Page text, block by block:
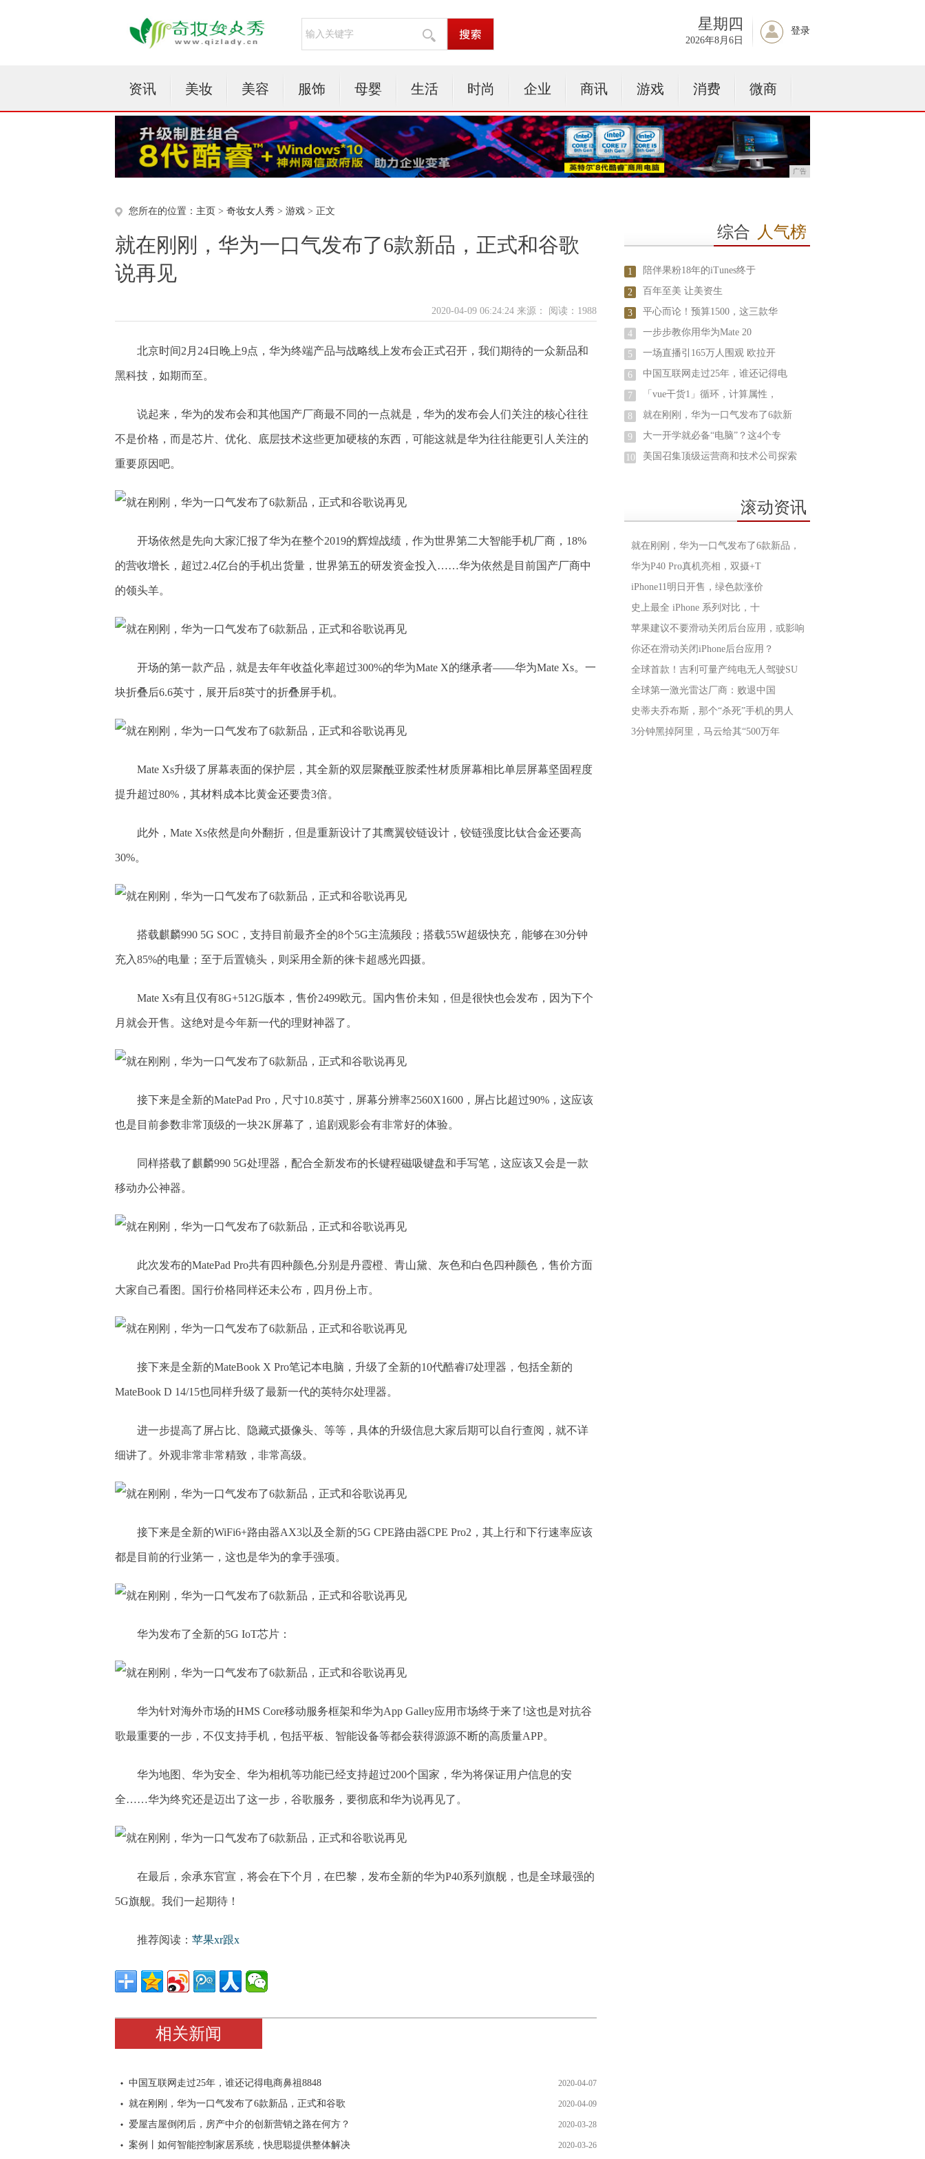
星期四
2026年8月6日
登录
资讯 美妆 美容 服饰 母婴 生活 时尚 企业 商讯 游戏 消费 微商
广告
您所在的位置： 主页 > 奇妆女人秀 > 游戏 > 正文
就在刚刚，华为一口气发布了6款新品，正式和谷歌
说再见
2020-04-09 06:24:24 来源： 阅读：1988
北京时间2月24日晚上9点，华为终端产品与战略线上发布会正式召开，我们期待的一众新品和
黑科技，如期而至。
说起来，华为的发布会和其他国产厂商最不同的一点就是，华为的发布会人们关注的核心往往
不是价格，而是芯片、优化、底层技术这些更加硬核的东西，可能这就是华为往往能更引人关注的
重要原因吧。
开场依然是先向大家汇报了华为在整个2019的辉煌战绩，作为世界第二大智能手机厂商，18%
的营收增长，超过2.4亿台的手机出货量，世界第五的研发资金投入……华为依然是目前国产厂商中
的领头羊。
开场的第一款产品，就是去年年收益化率超过300%的华为Mate X的继承者——华为Mate Xs。一
块折叠后6.6英寸，展开后8英寸的折叠屏手机。
Mate Xs升级了屏幕表面的保护层，其全新的双层聚酰亚胺柔性材质屏幕相比单层屏幕坚固程度
提升超过80%，其材料成本比黄金还要贵3倍。
此外，Mate Xs依然是向外翻折，但是重新设计了其鹰翼铰链设计，铰链强度比钛合金还要高
30%。
搭载麒麟990 5G SOC，支持目前最齐全的8个5G主流频段；搭载55W超级快充，能够在30分钟
充入85%的电量；至于后置镜头，则采用全新的徕卡超感光四摄。
Mate Xs有且仅有8G+512G版本，售价2499欧元。国内售价未知，但是很快也会发布，因为下个
月就会开售。这绝对是今年新一代的理财神器了。
接下来是全新的MatePad Pro，尺寸10.8英寸，屏幕分辨率2560X1600，屏占比超过90%，这应该
也是目前参数非常顶级的一块2K屏幕了，追剧观影会有非常好的体验。
同样搭载了麒麟990 5G处理器，配合全新发布的长键程磁吸键盘和手写笔，这应该又会是一款
移动办公神器。
此次发布的MatePad Pro共有四种颜色,分别是丹霞橙、青山黛、灰色和白色四种颜色，售价方面
大家自己看图。国行价格同样还未公布，四月份上市。
接下来是全新的MateBook X Pro笔记本电脑，升级了全新的10代酷睿i7处理器，包括全新的
MateBook D 14/15也同样升级了最新一代的英特尔处理器。
进一步提高了屏占比、隐藏式摄像头、等等，具体的升级信息大家后期可以自行查阅，就不详
细讲了。外观非常非常精致，非常高级。
接下来是全新的WiFi6+路由器AX3以及全新的5G CPE路由器CPE Pro2，其上行和下行速率应该
都是目前的行业第一，这也是华为的拿手强项。
华为发布了全新的5G IoT芯片：
华为针对海外市场的HMS Core移动服务框架和华为App Galley应用市场终于来了!这也是对抗谷
歌最重要的一步，不仅支持手机，包括平板、智能设备等都会获得源源不断的高质量APP。
华为地图、华为安全、华为相机等功能已经支持超过200个国家，华为将保证用户信息的安
全……华为终究还是迈出了这一步，谷歌服务，要彻底和华为说再见了。
在最后，余承东官宣，将会在下个月，在巴黎，发布全新的华为P40系列旗舰，也是全球最强的
5G旗舰。我们一起期待！
推荐阅读： 苹果xr跟x
相关新闻
中国互联网走过25年，谁还记得电商鼻祖8848 2020-04-07
就在刚刚，华为一口气发布了6款新品，正式和谷歌 2020-04-09
爱屋吉屋倒闭后，房产中介的创新营销之路在何方？ 2020-03-28
案例丨如何智能控制家居系统，快思聪提供整体解决 2020-03-26
综合 人气榜
1 陪伴果粉18年的iTunes终于
2 百年至美 让美资生
3 平心而论！预算1500，这三款华
4 一步步教你用华为Mate 20
5 一场直播引165万人围观 欧拉开
6 中国互联网走过25年，谁还记得电
7 「vue干货1」循环，计算属性，
8 就在刚刚，华为一口气发布了6款新
9 大一开学就必备“电脑”？这4个专
10 美国召集顶级运营商和技术公司探索
滚动资讯
就在刚刚，华为一口气发布了6款新品，
华为P40 Pro真机亮相，双摄+T
iPhone11明日开售，绿色款涨价
史上最全 iPhone 系列对比，十
苹果建议不要滑动关闭后台应用，或影响
你还在滑动关闭iPhone后台应用？
全球首款！吉利可量产纯电无人驾驶SU
全球第一激光雷达厂商：败退中国
史蒂夫乔布斯，那个“杀死”手机的男人
3分钟黑掉阿里，马云给其“500万年